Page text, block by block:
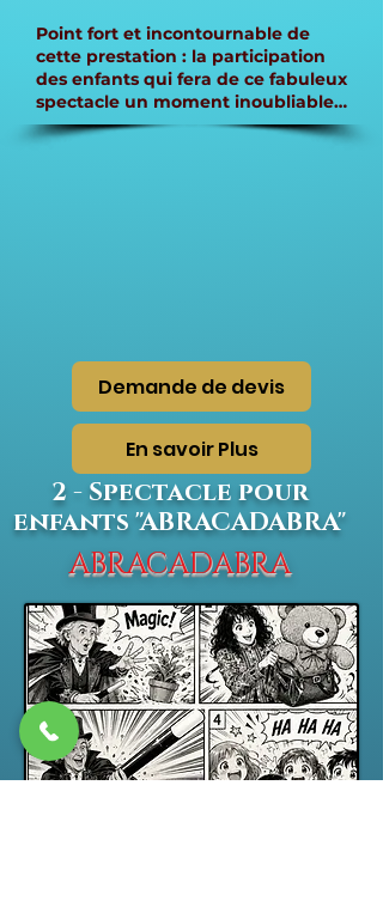
Point fort et incontournable de
cette prestation : la participation
des enfants qui fera de ce fabuleux
spectacle un moment inoubliable…
Demande de devis
En savoir Plus
2 - Spectacle pour
enfants "ABRACADABRA"
ABRACADABRA